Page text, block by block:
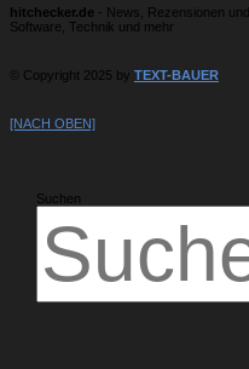
hitchecker.de - News, Rezensionen
Software, Technik und mehr
© Copyright 2025 by TEXT-BAUER
[NACH OBEN]
Suchen